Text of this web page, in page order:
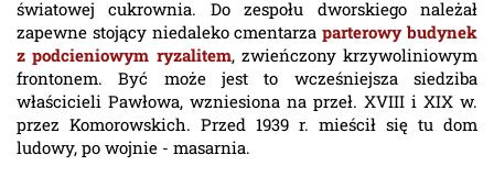
światowej cukrownia. Do zespołu dworskiego należał
zapewne stojący niedaleko cmentarzaparterowy budynek
z podcieniowym ryzalitem, zwieńczony krzywoliniowym
frontonem. Być może jest to wcześniejsza siedziba
właścicieli Pawłowa, wzniesiona na przeł. XVIII i XIX w.
przez Komorowskich. Przed 1939 r. mieścił się tu dom
ludowy, po wojnie - masarnia.